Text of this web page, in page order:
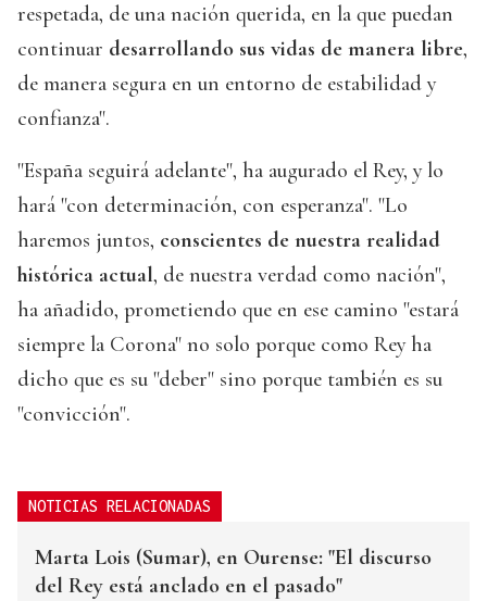
respetada, de una nación querida, en la que puedan
continuar desarrollando sus vidas de manera libre,
de manera segura en un entorno de estabilidad y
confianza".
"España seguirá adelante", ha augurado el Rey, y lo
hará "con determinación, con esperanza". "Lo
haremos juntos, conscientes de nuestra realidad
histórica actual, de nuestra verdad como nación",
ha añadido, prometiendo que en ese camino "estará
siempre la Corona" no solo porque como Rey ha
dicho que es su "deber" sino porque también es su
"convicción".
NOTICIAS RELACIONADAS
Marta Lois (Sumar), en Ourense: "El discurso
del Rey está anclado en el pasado"